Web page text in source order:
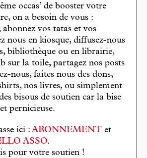
occas’ de booster votre
on a besoin de vous :
vos tatas et vos
nous en kiosque, diffusez-nous
bibliothèque ou en librairie,
sur la toile, partagez nos posts
nous, faites nous des dons,
nos livres, ou simplement
bisous de soutien car la bise
pernicieuse.
ici : ABONNEMENT et
ASSO.
pour votre soutien !